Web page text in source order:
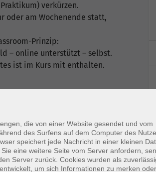
verkürzen.
oder am Wochenende statt,
Prinzip:
– online unterstützt – selbst.
ist im Kurs mit enthalten.
die von einer Website gesendet und vom
des Surfens auf dem Computer des
speichert jede Nachricht in einer kleinen
eine weitere Seite vom Server anfordern,
Server zurück. Cookies wurden als
um sich Informationen zu merken